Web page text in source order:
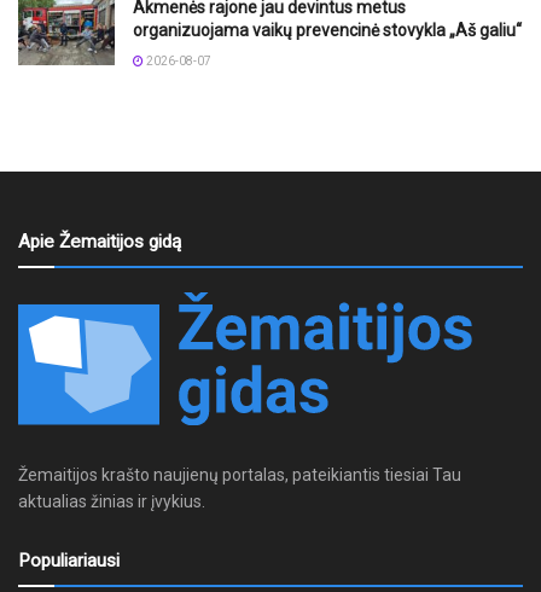
Akmenės rajone jau devintus metus
organizuojama vaikų prevencinė stovykla „Aš galiu“
2026-08-07
Apie Žemaitijos gidą
Žemaitijos krašto naujienų portalas, pateikiantis tiesiai Tau
aktualias žinias ir įvykius.
Populiariausi